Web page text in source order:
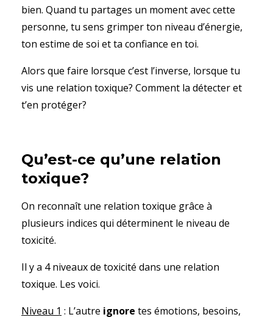
bien. Quand tu partages un moment avec cette
personne, tu sens grimper ton niveau d’énergie,
ton estime de soi et ta confiance en toi.
Alors que faire lorsque c’est l’inverse, lorsque tu
vis une relation toxique? Comment la détecter et
t’en protéger?
Qu’est-ce qu’une relation
toxique?
On reconnaît une relation toxique grâce à
plusieurs indices qui déterminent le niveau de
toxicité.
Il y a 4 niveaux de toxicité dans une relation
toxique. Les voici.
Niveau 1 : L’autre ignore tes émotions, besoins,